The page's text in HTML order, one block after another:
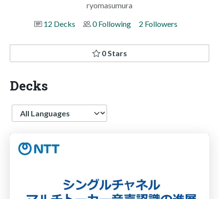
ryomasumura
12 Decks
0 Following 2 Followers
0 Stars
Decks
Language